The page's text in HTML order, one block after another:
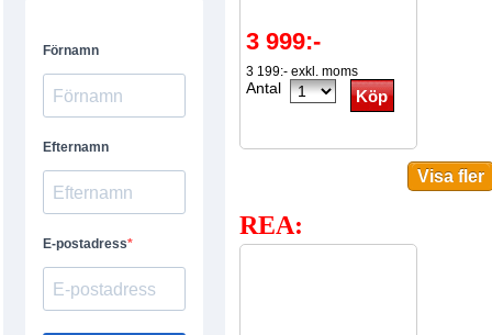
3 999:-
3 199:- exkl. moms
Antal
REA: